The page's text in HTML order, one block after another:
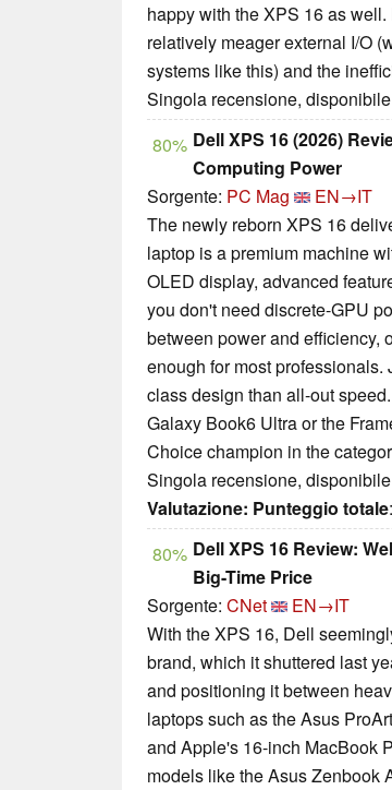
happy with the XPS 16 as
relatively meager external I/O
systems like this) and the
Singola recensione,
80% Dell XPS 16 (2026)
Computing Power
Sorgente: PC Mag
EN→IT
The newly reborn XPS 16
laptop is a premium machine
OLED display, advanced
you don't need discrete-GPU
between power and efficiency,
enough for most professionals.
class design than all-out
Galaxy Book6 Ultra or the
Choice champion in the
Singola recensione,
Valutazione: Punteggio totale
80% Dell XPS 16 Review:
Big-Time Price
Sorgente: CNet
EN→IT
With the XPS 16, Dell
brand, which it shuttered last
and positioning it between
laptops such as the Asus
and Apple's 16-inch MacBook
models like the Asus Zenbook